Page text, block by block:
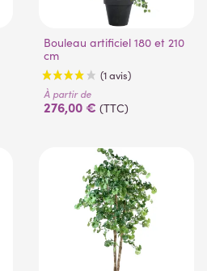
(4 avis)
Bouleau artificiel 180 et 210
cm
À partir de
276,00 € (TTC)